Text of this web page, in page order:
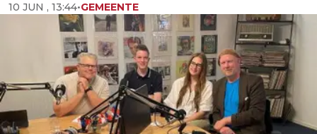
10 JUN , 13:44•GEMEENTE